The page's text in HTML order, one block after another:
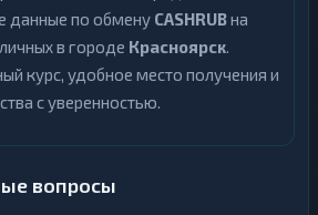
данные по обмену CASHRUBна
в городе Красноярск.
курс, удобное место получения и
с уверенностью.
вопросы